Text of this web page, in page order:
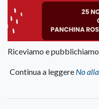
Riceviamo e
Continua a leggere No